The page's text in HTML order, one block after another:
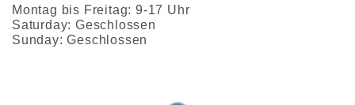
Montag bis Freitag: 9-17 Uhr
Saturday: Geschlossen
Sunday: Geschlossen